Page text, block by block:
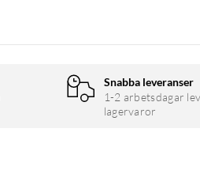
Snabba leveranser
1-2 arbetsdagar
lagervaror